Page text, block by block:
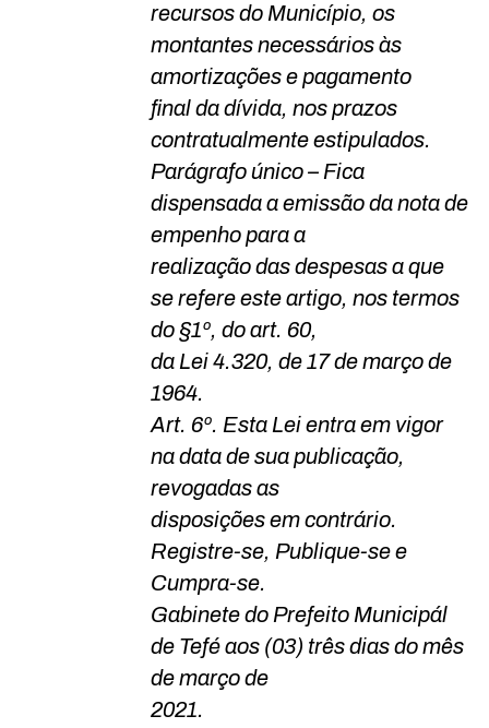
recursos do Município, os
montantes necessários às
amortizações e pagamento
final da dívida, nos prazos
contratualmente estipulados.
Parágrafo único – Fica
dispensada a emissão da nota de
empenho para a
realização das despesas a que
se refere este artigo, nos termos
do §1º, do art. 60,
da Lei 4.320, de 17 de março de
1964.
Art. 6º. Esta Lei entra em vigor
na data de sua publicação,
revogadas as
disposições em contrário.
Registre-se, Publique-se e
Cumpra-se.
Gabinete do Prefeito Municipál
de Tefé aos (03) três dias do mês
de março de
2021.